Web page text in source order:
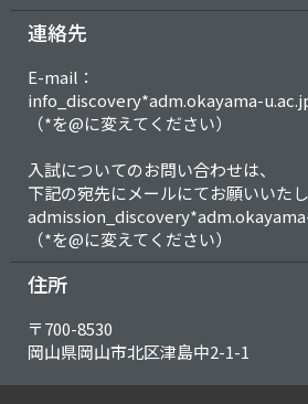
連絡先
E-mail：
info_discovery*adm.okayama-
（*を@に変えてください）
入試についてのお問い合わせは、
下記の宛先にメールにてお願いいたし
（*を@に変えてください）
住所
〒700-8530
岡山県岡山市北区津島中2-1-1